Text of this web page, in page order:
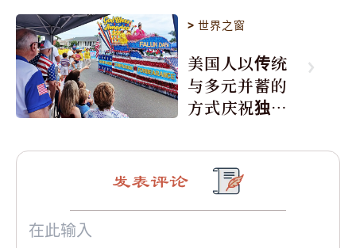
>世界之窗
美国人以传统
与多元并蓄的
方式庆祝独立
发表评论